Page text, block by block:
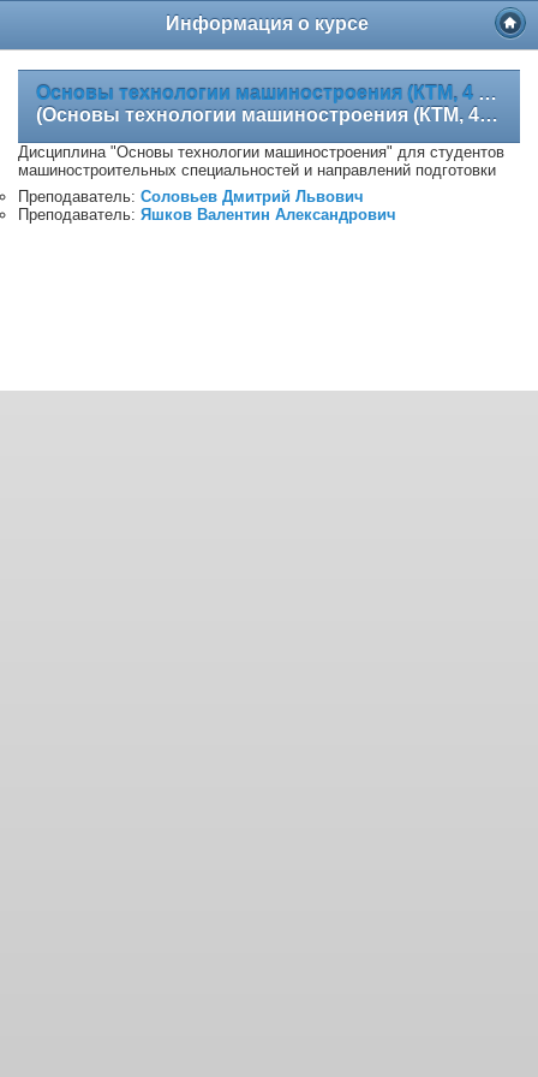
Информация о курсе
Основы технологии машиностроения (КТМ, 4 года, семестр 6, 7)
(Основы технологии машиностроения (КТМ, 4 г., сем.6,7))
Дисциплина "Основы технологии машиностроения" для студентов
машиностроительных специальностей и направлений подготовки
Преподаватель: Соловьев Дмитрий Львович
Преподаватель: Яшков Валентин Александрович